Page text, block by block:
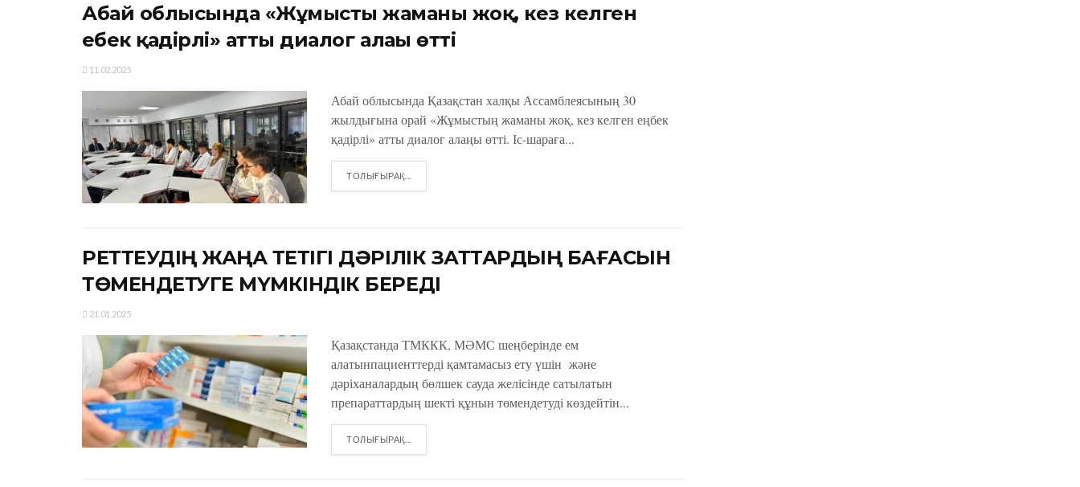
Абай облысында «Жұмыстың жаманы жоқ, кез келген
еңбек қадірлі» атты диалог алаңы өтті
11.02.2025
Абай облысында Қазақстан халқы Ассамблеясының 30
жылдығына орай «Жұмыстың жаманы жоқ, кез келген еңбек
қадірлі» атты диалог алаңы өтті. Іс-шараға...
ТОЛЫҒЫРАҚ...
РЕТТЕУДІҢ ЖАҢА ТЕТІГІ ДӘРІЛІК ЗАТТАРДЫҢ БАҒАСЫН
ТӨМЕНДЕТУГЕ МҮМКІНДІК БЕРЕДІ
21.01.2025
Қазақстанда ТМККК, МӘМС шеңберінде ем
алатынпациенттерді қамтамасыз ету үшін және
дәріханалардың бөлшек сауда желісінде сатылатын
препараттардың шекті құнын төмендетуді көздейтін...
ТОЛЫҒЫРАҚ...